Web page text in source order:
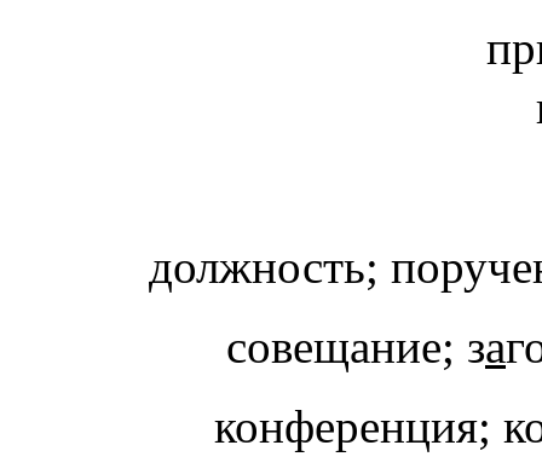
должность;
совещание; за
конференция;